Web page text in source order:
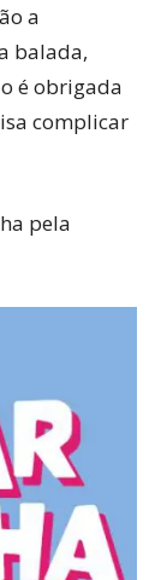
a
balada,
é obrigada
complicar
pela